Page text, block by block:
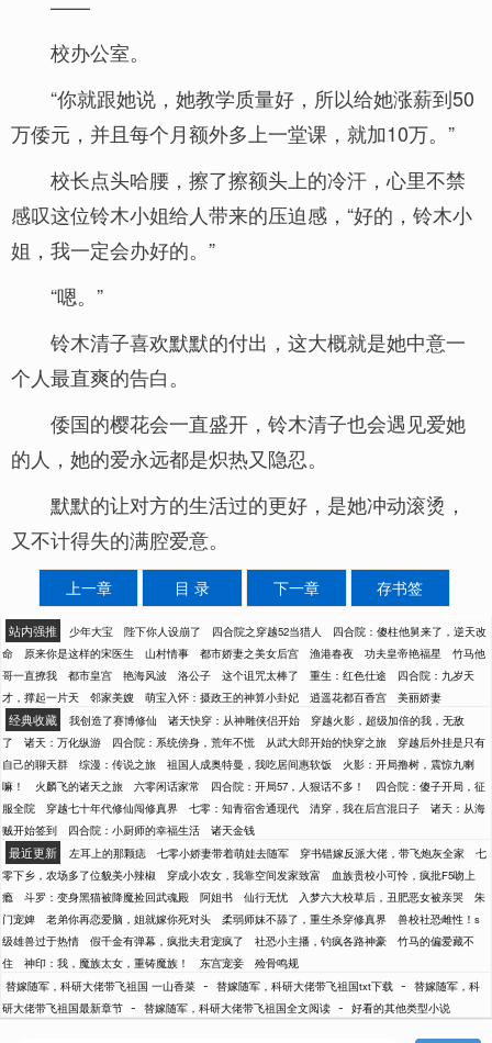
校办公室。
“你就跟她说，她教学质量好，所以给她涨薪到50
万倭元，并且每个月额外多上一堂课，就加10万。”
校长点头哈腰，擦了擦额头上的冷汗，心里不禁
感叹这位铃木小姐给人带来的压迫感，“好的，铃木小
姐，我一定会办好的。”
“嗯。”
铃木清子喜欢默默的付出，这大概就是她中意一
个人最直爽的告白。
倭国的樱花会一直盛开，铃木清子也会遇见爱她
的人，她的爱永远都是炽热又隐忍。
默默的让对方的生活过的更好，是她冲动滚烫，
又不计得失的满腔爱意。
上一章 目 录 下一章 存书签
站内强推 少年大宝 陛下你人设崩了 四合院之穿越52当猎人
四合院：傻柱他舅来了，逆天改
命
原来你是这样的宋医生 山村情事 都市娇妻之美女后宫 渔港春夜 功夫皇帝艳福星
竹马他
哥一直撩我
都市皇宫 艳海风波 洛公子 这个诅咒太棒了 重生：红色仕途
四合院：九岁天
才，撑起一片天
邻家美嫂 萌宝入怀：摄政王的神算小卦妃 逍遥花都百香宫 美丽娇妻
经典收藏 我创造了赛博修仙 诸天快穿：从神雕侠侣开始
穿越火影，超级加倍的我，无敌
了
诸天：万化纵游 四合院：系统傍身，荒年不慌 从武大郎开始的快穿之旅
穿越后外挂是只有
自己的聊天群
综漫：传说之旅 祖国人成奥特曼，我吃居间惠软饭
火影：开局撸树，震惊九喇
嘛！
火麟飞的诸天之旅 六零闲话家常 四合院：开局57，人狠话不多！
四合院：傻子开局，征
服全院
穿越七十年代修仙闯修真界 七零：知青宿舍通现代 清穿，我在后宫混日子
诸天：从海
贼开始签到
四合院：小厨师的幸福生活 诸天金钱
最近更新 左耳上的那颗痣 七零小娇妻带着萌娃去随军 穿书错嫁反派大佬，带飞炮灰全家
七
零下乡，农场多了位貌美小辣椒
穿成小农女，我靠空间发家致富
血族贵校小可怜，疯批F5吻上
瘾
斗罗：变身黑猫被降魔捡回武魂殿 阿姐书 仙行无忧 入梦六大校草后，丑肥恶女被亲哭
朱
门宠婢
老弟你再恋爱脑，姐就嫁你死对头 柔弱师妹不舔了，重生杀穿修真界
兽校社恐雌性！s
级雄兽过于热情
假千金有弹幕，疯批夫君宠疯了 社恐小主播，钓疯各路神豪
竹马的偏爱藏不
住
神印：我，魔族太女，重铸魔族！ 东宫宠妾
殓骨鸣规
替嫁随军，科研大佬带飞祖国 一山香菜 - 替嫁随军，科研大佬带飞祖国txt下载 - 替嫁随军，科
研大佬带飞祖国最新章节 - 替嫁随军，科研大佬带飞祖国全文阅读 - 好看的其他类型小说